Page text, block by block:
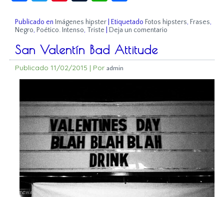
Publicado en Imágenes hipster Etiquetado Fotos hipsters, Frases,
Negro, Poético. Intenso, Triste Deja un comentario
San Valentín Bad Attitude
Publicado 11/02/2015 | Por admin